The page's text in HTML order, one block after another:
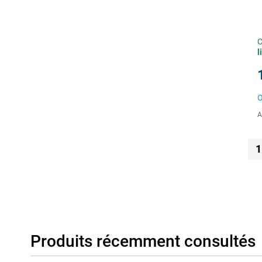
1
Produits récemment consultés